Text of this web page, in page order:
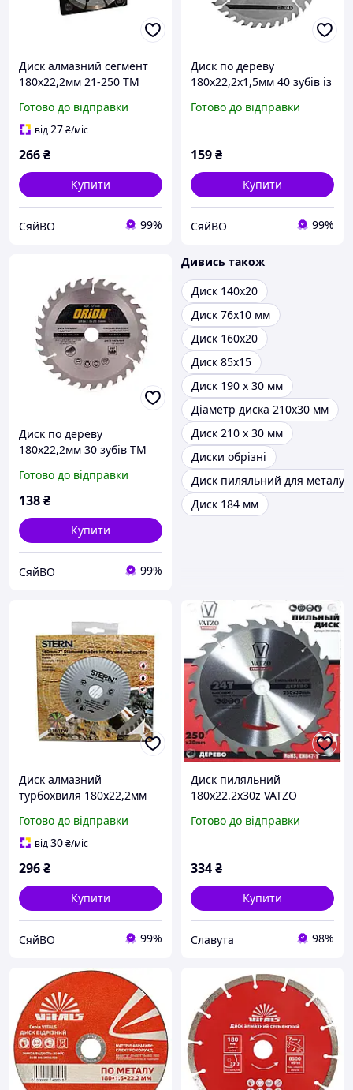
Диск алмазний сегмент
180х22,2мм 21-250 ТМ
Готово до відправки
від27₴/міс
266₴
Купити
СяйВО 99%
Диск по дереву
180х22,2х1,5мм 40 зубів із
INTERTOOL
Готово до відправки
159₴
Купити
СяйВО 99%
Диск по дереву
180х22,2мм 30 зубів ТМ
Готово до відправки
138₴
Купити
СяйВО 99%
Дивись також
Диск 140х20
Диск 76х10 мм
Диск 160х20
Диск 85х15
Диск 190 х 30 мм
Діаметр диска 210х30 мм
Диск 210 х 30 мм
Диски обрізні
Диск пиляльний для металу
Диск 184 мм
Диск алмазний
турбохвиля 180х22,2мм
Готово до відправки
від30₴/міс
296₴
Купити
СяйВО 99%
Диск пиляльний
180х22.2х30z VATZO
твердосплавними
Готово до відправки
334₴
Купити
Славута 98%